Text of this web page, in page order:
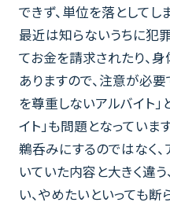
できず、単位を落としてし
最近は知らないうちに犯
てお金を請求されたり、
ありますので、注意が必要
を尊重しないアルバイト」
イト」も問題となっていま
鵜呑みにするのではなく
いていた内容と大きく違
い、やめたいといっても断